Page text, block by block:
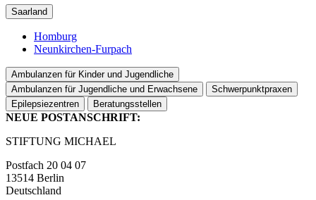
Saarland
Homburg
Neunkirchen-Furpach
Ambulanzen für Kinder und Jugendliche
Ambulanzen für Jugendliche und Erwachsene
Schwerpunktpraxen
Epilepsiezentren
Beratungsstellen
NEUE POSTANSCHRIFT:
STIFTUNG MICHAEL
Postfach 20 04 07
13514 Berlin
Deutschland